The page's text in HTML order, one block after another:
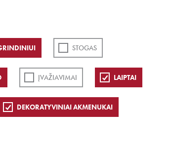
STOGAS
ĮVAŽIAVIMAI LAIPTAI
DEKORATYVINIAI AKMENUKAI